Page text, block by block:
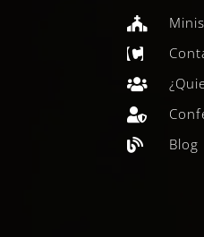




 Blog